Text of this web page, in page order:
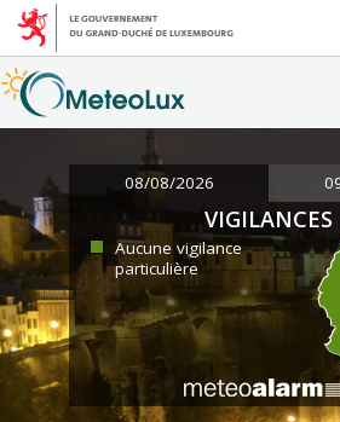
08/08/2026
VIGILANCES
Aucune vigilance
particulière